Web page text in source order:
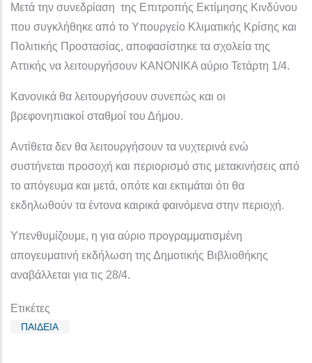
Μετά την συνεδρίαση της Επιτροπής Εκτίμησης Κινδύνου
που συγκλήθηκε από το Υπουργείο Κλιματικής Κρίσης και
Πολιτικής Προστασίας, αποφασίστηκε τα σχολεία της
Αττικής να λειτουργήσουν ΚΑΝΟΝΙΚΑ αύριο Τετάρτη 1/4.
Κανονικά θα λειτουργήσουν συνεπώς και οι
βρεφονηπιακοί σταθμοί του Δήμου.
Αντίθετα δεν θα λειτουργήσουν τα νυχτερινά ενώ
συστήνεται προσοχή και περιορισμό στις μετακινήσεις από
το απόγευμα και μετά, οπότε και εκτιμάται ότι θα
εκδηλωθούν τα έντονα καιρικά φαινόμενα στην περιοχή.
Υπενθυμίζουμε, η για αύριο προγραμματισμένη
απογευματινή εκδήλωση της Δημοτικής Βιβλιοθήκης
αναβάλλεται για τις 28/4.
Ετικέτες
ΠΑΙΔΕΙΑ